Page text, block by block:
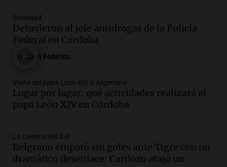
Audio.
centro de esquí Penitentes Park tras
siete años de cierre por falta de nieve
Episodios
Audio.Madres en Rosario piden por la
ley Joaquín.
Viva la Radio Rosario
Audio. Juan Pedro Colombo, rematador
de hacienda: “Las tecnologías no
reemplazan el contacto con la gente”
Sociedad
Detuvieron al jefe antidrogas de la Policía
Federal en Córdoba
Juan Federico
Visita del papa León XIV a Argentina
Lugar por lugar: qué actividades realizará el
papa León XIV en Córdoba
La Cadena del Gol
Belgrano empató sin goles ante Tigre con un
dramático desenlace: Cardozo atajó un